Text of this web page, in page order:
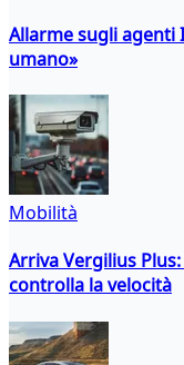
Allarme sugli agenti
umano»
Mobilità
Arriva Vergilius
controlla la velocità